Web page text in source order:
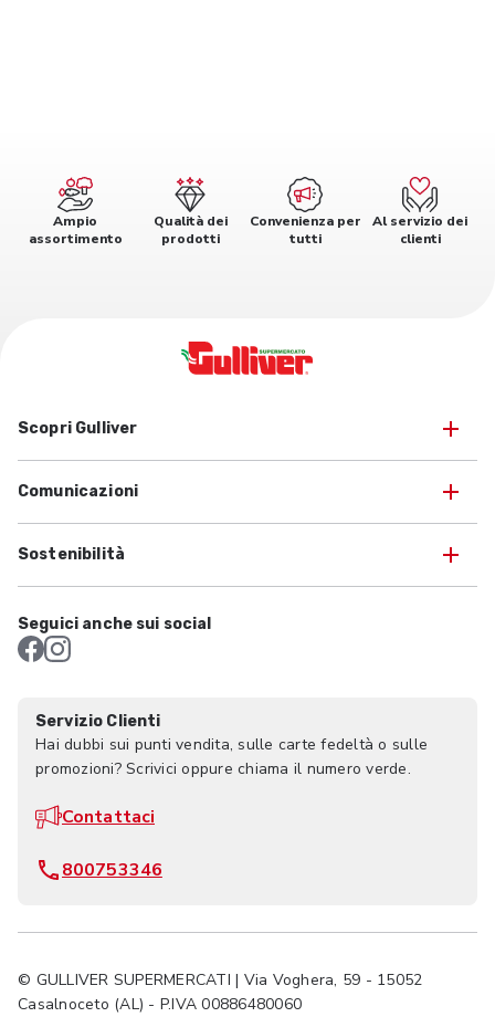
Ampio
assortimento
Qualità dei
prodotti
Convenienza per
tutti
Al servizio dei
clienti
Scopri Gulliver
Comunicazioni
Sostenibilità
Seguici anche sui social
Servizio Clienti
Hai dubbi sui punti vendita, sulle carte fedeltà o sulle
promozioni? Scrivici oppure chiama il numero verde.
Contattaci
800753346
© GULLIVER SUPERMERCATI | Via Voghera, 59 - 15052
Casalnoceto (AL) - P.IVA 00886480060